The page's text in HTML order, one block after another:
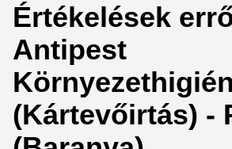
Értékelések
Antipest
(Kártevőirtás) -